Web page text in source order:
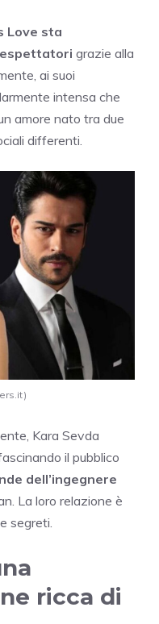
Love sta
grazie alla
ai suoi
intensa che
amore nato tra due
differenti.
Kara Sevda
il pubblico
dell’ingegnere
La loro relazione è
segreti.
ricca di